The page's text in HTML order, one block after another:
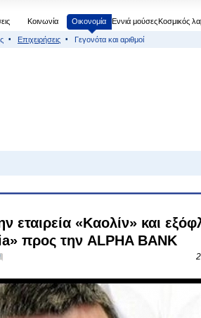
Κοινωνία Οικονομία Εννιά μούσεςΚοσμικός
Επιχειρήσεις Γεγονότα και αριθμοί
«Καολίν» και
προς την ALPHA BANK